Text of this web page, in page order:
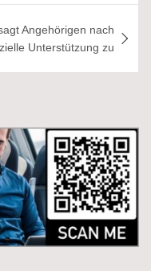
Angehörigen nach
Unterstützung zu